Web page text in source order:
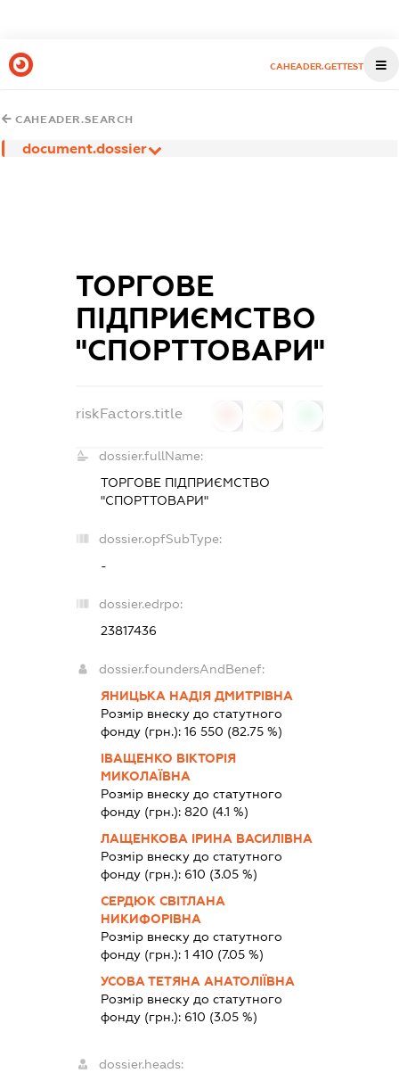
CAHEADER.GETTEST
CAHEADER.SEARCH
document.dossier
ТОРГОВЕ
ПІДПРИЄМСТВО
"СПОРТТОВАРИ"
riskFactors.title
dossier.fullName:
ТОРГОВЕ ПІДПРИЄМСТВО
"СПОРТТОВАРИ"
dossier.opfSubType:
-
dossier.edrpo:
23817436
dossier.foundersAndBenef:
ЯНИЦЬКА НАДІЯ ДМИТРІВНА
Розмір внеску до статутного
фонду (грн.):16 550 (82.75 %)
ІВАЩЕНКО ВІКТОРІЯ
МИКОЛАЇВНА
Розмір внеску до статутного
фонду (грн.):820 (4.1 %)
ЛАЩЕНКОВА ІРИНА ВАСИЛІВНА
Розмір внеску до статутного
фонду (грн.): 610 (3.05 %)
СЕРДЮК СВІТЛАНА
НИКИФОРІВНА
Розмір внеску до статутного
фонду (грн.):1 410 (7.05 %)
УСОВА ТЕТЯНА АНАТОЛІЇВНА
Розмір внеску до статутного
фонду (грн.): 610 (3.05 %)
dossier.heads: